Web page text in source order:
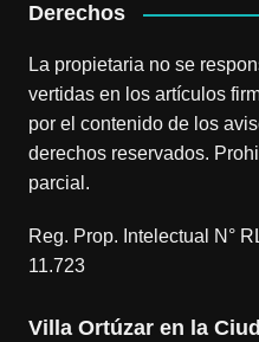
Derechos
La propietaria no se
vertidas en los artículos
por el contenido de los
derechos reservados.
parcial.
Reg. Prop. Intelectual N°
11.723
Villa Ortúzar en la